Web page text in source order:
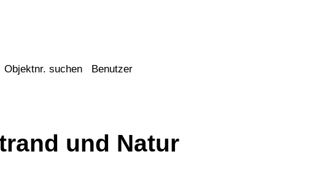
Objektnr. suchen Benutzer
und Natur